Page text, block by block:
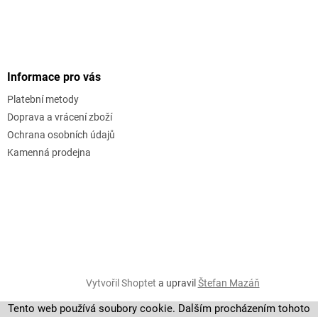
Tento web používá soubory cookie. Dalším procházením tohoto
Informace pro vás
Platební metody
Doprava a vrácení zboží
Ochrana osobních údajů
Kamenná prodejna
Vytvořil Shoptet a upravil Štefan Mazáň